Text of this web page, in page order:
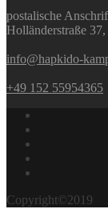
postalische
Holländerstraße
info@hapkido-
+49 152 55954365
Copyright©2019